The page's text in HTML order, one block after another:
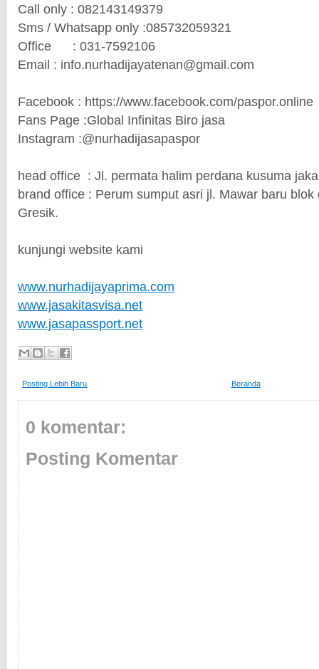
Call only : 082143149379
Sms / Whatsapp only :085732059321
Office : 031-7592106
Email : info.nurhadijayatenan@gmail.com
Facebook : https://www.facebook.com/paspor.online
Fans Page :Global Infinitas Biro jasa
Instagram :@nurhadijasapaspor
head office : Jl. permata halim perdana kusuma
brand office : Perum sumput asri jl. Mawar baru blok
Gresik.
kunjungi website kami
www.nurhadijayaprima.com
www.jasakitasvisa.net
www.jasapassport.net
Posting Lebih Baru Beranda
0 komentar:
Posting Komentar